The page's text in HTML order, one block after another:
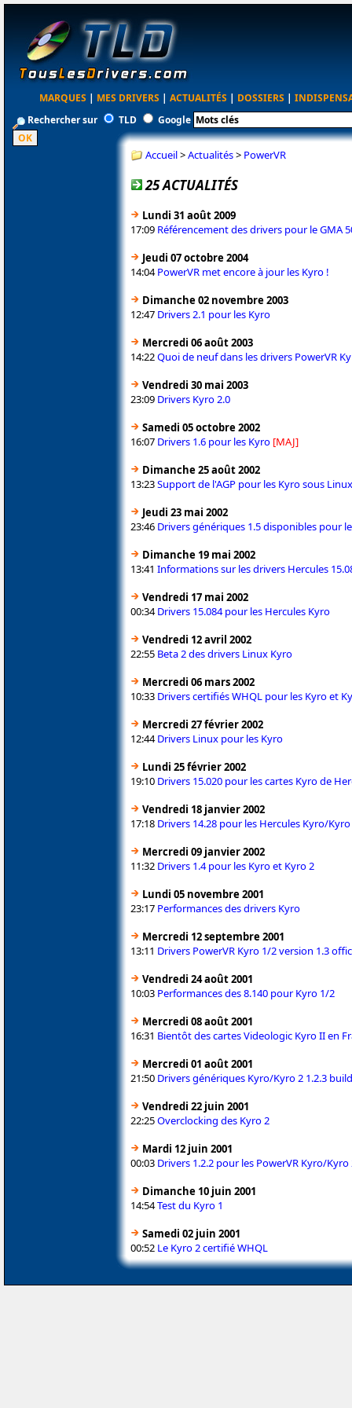
MARQUES | MES DRIVERS | ACTUALITÉS | DOSSIERS |
Rechercher sur
TLD Google
Accueil>Actualités> PowerVR
25 ACTUALITÉS
Lundi 31 août 2009
17:09 Référencement des drivers pour le GMA
Jeudi 07 octobre 2004
14:04PowerVR met encore à jour les Kyro !
Dimanche 02 novembre 2003
12:47 Drivers 2.1 pour les Kyro
Mercredi 06 août 2003
14:22Quoi de neuf dans les drivers PowerVR
Vendredi 30 mai 2003
23:09 Drivers Kyro 2.0
Samedi 05 octobre 2002
16:07 Drivers 1.6 pour les Kyro [MAJ]
Dimanche 25 août 2002
13:23Support de l'AGP pour les Kyro sous Linux
Jeudi 23 mai 2002
23:46 Drivers génériques 1.5 disponibles pour
Dimanche 19 mai 2002
13:41 Informations sur les drivers Hercules
Vendredi 17 mai 2002
00:34Drivers 15.084 pour les Hercules Kyro
Vendredi 12 avril 2002
22:55 Beta 2 des drivers Linux Kyro
Mercredi 06 mars 2002
10:33 Drivers certifiés WHQL pour les Kyro et
Mercredi 27 février 2002
12:44Drivers Linux pour les Kyro
Lundi 25 février 2002
19:10 Drivers 15.020 pour les cartes Kyro de
Vendredi 18 janvier 2002
17:18 Drivers 14.28 pour les Hercules Kyro/Kyro
Mercredi 09 janvier 2002
11:32 Drivers 1.4 pour les Kyro et Kyro 2
Lundi 05 novembre 2001
23:17 Performances des drivers Kyro
Mercredi 12 septembre 2001
13:11 Drivers PowerVR Kyro 1/2 version 1.3
Vendredi 24 août 2001
10:03 Performances des 8.140 pour Kyro 1/2
Mercredi 08 août 2001
16:31 Bientôt des cartes Videologic Kyro II en
Mercredi 01 août 2001
21:50 Drivers génériques Kyro/Kyro 2 1.2.3
Vendredi 22 juin 2001
22:25Overclocking des Kyro 2
Mardi 12 juin 2001
00:03 Drivers 1.2.2 pour les PowerVR Kyro/Kyro
Dimanche 10 juin 2001
14:54Test du Kyro 1
Samedi 02 juin 2001
00:52 Le Kyro 2 certifié WHQL